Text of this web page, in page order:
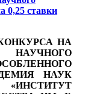
0,25 ставки
НА
НАУК